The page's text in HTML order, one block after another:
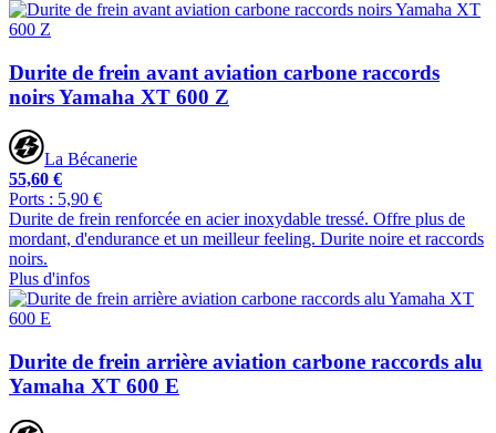
Durite de frein avant aviation carbone raccords
noirs Yamaha XT 600 Z
La Bécanerie
55,60 €
Ports : 5,90 €
Durite de frein renforcée en acier inoxydable tressé. Offre plus de
mordant, d'endurance et un meilleur feeling. Durite noire et raccords
noirs.
Plus d'infos
Durite de frein arrière aviation carbone raccords alu
Yamaha XT 600 E